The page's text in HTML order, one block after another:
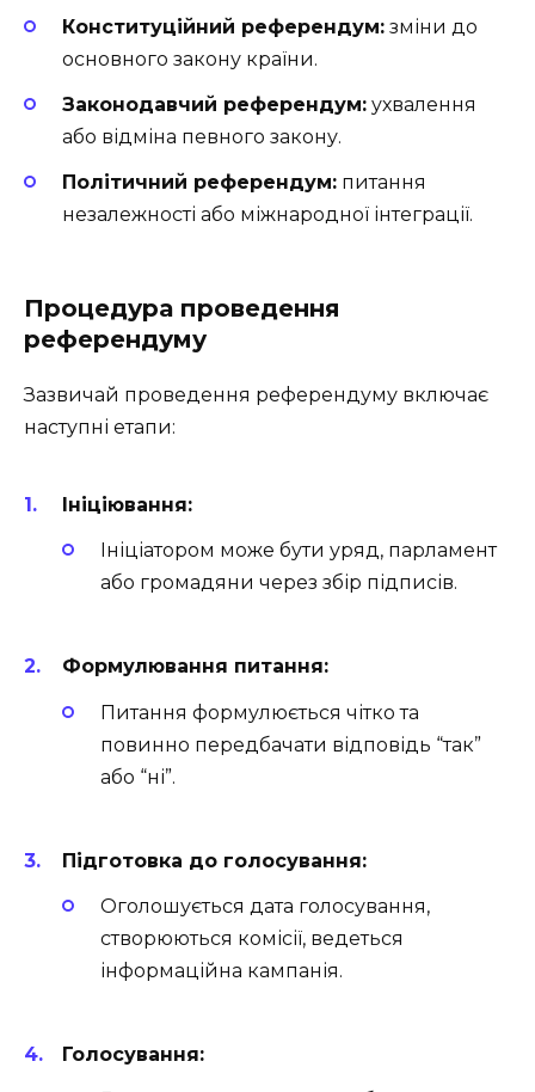
Конституційний референдум: зміни до
основного закону країни.
Законодавчий референдум: ухвалення
або відміна певного закону.
Політичний референдум: питання
незалежності або міжнародної інтеграції.
Процедура проведення
референдуму
Зазвичай проведення референдуму включає
наступні етапи:
Ініціювання:
Ініціатором може бути уряд, парламент
або громадяни через збір підписів.
Формулювання питання:
Питання формулюється чітко та
повинно передбачати відповідь “так”
або “ні”.
Підготовка до голосування:
Оголошується дата голосування,
створюються комісії, ведеться
інформаційна кампанія.
Голосування: